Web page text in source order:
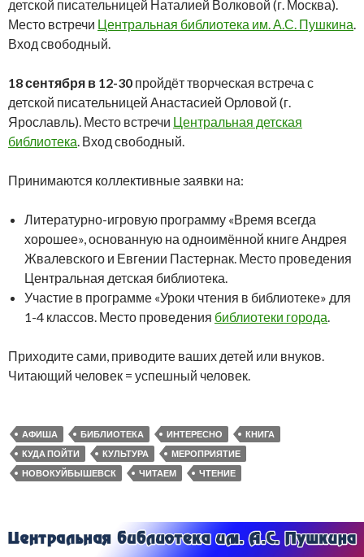
детской писательницей Наталией Волковой (г. Москва).
Место встречи Центральная библиотека им. А.С. Пушкина.
Вход свободный.
18 сентября в 12-30 пройдёт творческая встреча с
детской писательницей Анастасией Орловой (г.
Ярославль). Место встречи Центральная детская
библиотека. Вход свободный.
Принимаются коллективные заявки на:
Литературно-игровую программу «Время всегда
хорошее», основанную на одноимённой книге Андрея
Жвалевского и Евгении Пастернак. Место проведения
Центральная детская библиотека.
Участие в программе «Уроки чтения в библиотеке» для
1-4 классов. Место проведения библиотеки города.
Приходите сами, приводите ваших детей или внуков.
Читающий человек = успешный человек.
АФИША БИБЛИОТЕКА ИНТЕРЕСНО
КНИГА
КУДА ПОЙТИ
КУЛЬТУРА
МЕРОПРИЯТИЕ
НОВОКУЙБЫШЕВСК
ЧИТАЕМ ЧТЕНИЕ